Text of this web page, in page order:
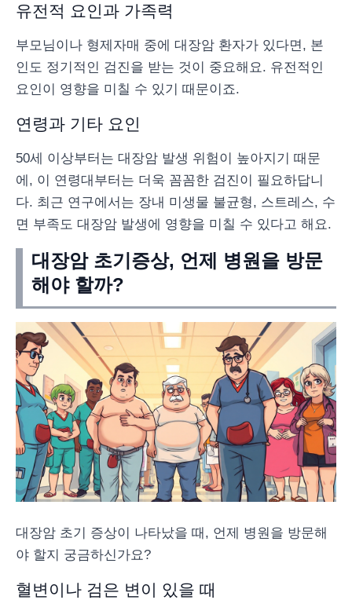
유전적 요인과 가족력
부모님이나 형제자매 중에 대장암 환자가 있다면, 본
인도 정기적인 검진을 받는 것이 중요해요. 유전적인
요인이 영향을 미칠 수 있기 때문이죠.
연령과 기타 요인
50세 이상부터는 대장암 발생 위험이 높아지기 때문
에, 이 연령대부터는 더욱 꼼꼼한 검진이 필요하답니
다. 최근 연구에서는 장내 미생물 불균형, 스트레스, 수
면 부족도 대장암 발생에 영향을 미칠 수 있다고 해요.
대장암 초기증상, 언제 병원을 방문
해야 할까?
대장암 초기 증상이 나타났을 때, 언제 병원을 방문해
야 할지 궁금하신가요?
혈변이나 검은 변이 있을 때